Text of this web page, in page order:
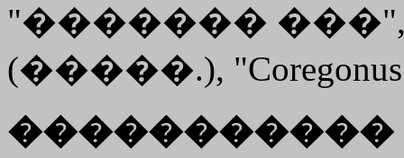
"�������
(�����.),
�����������